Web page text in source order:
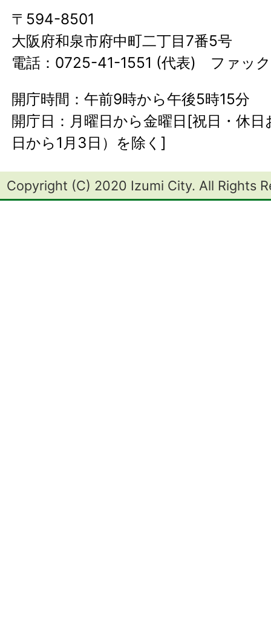
〒594-8501
大阪府和泉市府中町二丁目7番5号
電話：0725-41-1551 (代表) ファッ
開庁時間：午前9時から午後5時15分
開庁日：月曜日から金曜日[祝日・休
日から1月3日）を除く]
Copyright (C) 2020 Izumi City. All Rights